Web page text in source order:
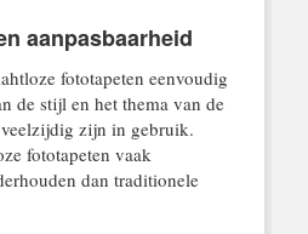
aanpasbaarheid
fototapeten eenvoudig
de stijl en het thema van de
zijn in gebruik.
fototapeten vaak
dan traditionele